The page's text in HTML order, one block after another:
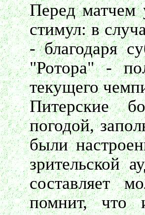
Перед
стимул: в
- благодаря
"Ротора" -
текущего
Питерские
погодой,
были
зрительской
составляет
помнит, что